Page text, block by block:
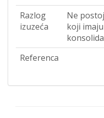
Razlog
izuzeća
Ne
koji
Referenca